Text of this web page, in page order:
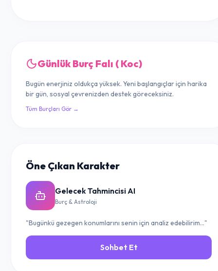
Günlük Burç Falı ( Koc)
Bugün enerjiniz oldukça yüksek. Yeni başlangıçlar için harika
bir gün, sosyal çevrenizden destek göreceksiniz.
Tüm Burçları Gör →
Öne Çıkan Karakter
Gelecek Tahmincisi AI
Burç & Astroloji
"Bugünkü gezegen konumlarını senin için analiz edebilirim..."
Sohbet Et